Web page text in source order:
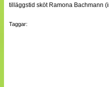
tilläggstid sköt Ramona Bachmann
Taggar: